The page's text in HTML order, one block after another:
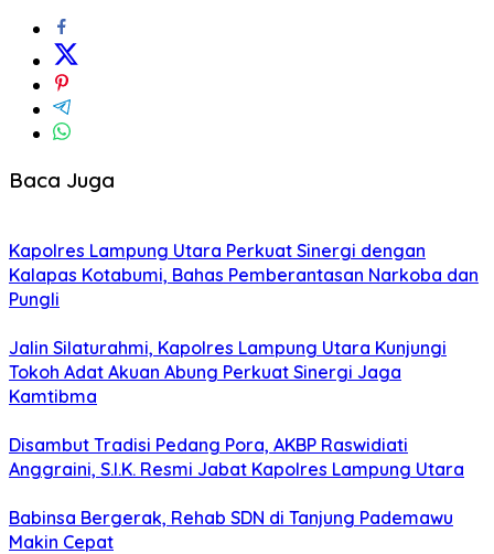
Baca Juga
Kapolres Lampung Utara Perkuat Sinergi dengan
Kalapas Kotabumi, Bahas Pemberantasan Narkoba dan
Pungli
Jalin Silaturahmi, Kapolres Lampung Utara Kunjungi
Tokoh Adat Akuan Abung Perkuat Sinergi Jaga
Kamtibma
Disambut Tradisi Pedang Pora, AKBP Raswidiati
Anggraini, S.I.K. Resmi Jabat Kapolres Lampung Utara
Babinsa Bergerak, Rehab SDN di Tanjung Pademawu
Makin Cepat